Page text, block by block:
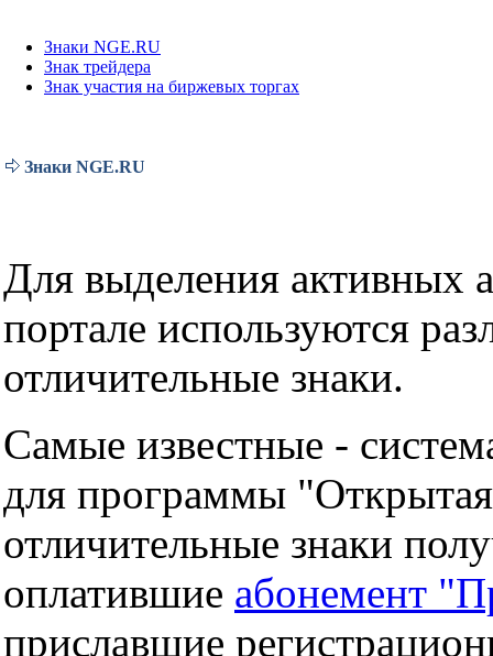
Знаки NGE.RU
Знак трейдера
Знак участия на биржевых торгах
Знаки NGE.RU
Для выделения активных
портале используются
отличительные знаки.
Самые известные -
для программы
отличительные знаки
оплатившие абонемент
приславшие